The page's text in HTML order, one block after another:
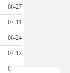
06-27
07-11
06-24
07-12
03-06